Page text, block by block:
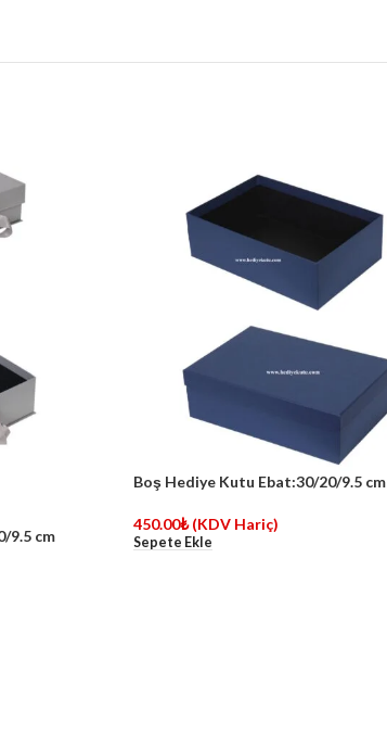
9.5 cm
Boş Hediye Kutu Ebat:30/20/9.5 cm
450.00₺ (KDV Hariç)
Sepete Ekle